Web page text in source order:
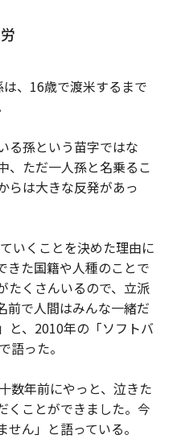
、16歳で渡米するまで
る孫という苗字ではな
、ただ一人孫と名乗るこ
らは大きな反発があっ
いくことを決めた理由に
きた国籍や人種のことで
たくさんいるので、立派
前で人間はみんな一緒だ
と、2010年の「ソフトバ
語った。
数年前にやっと、泣きた
くことができました。今
ん」と語っている。